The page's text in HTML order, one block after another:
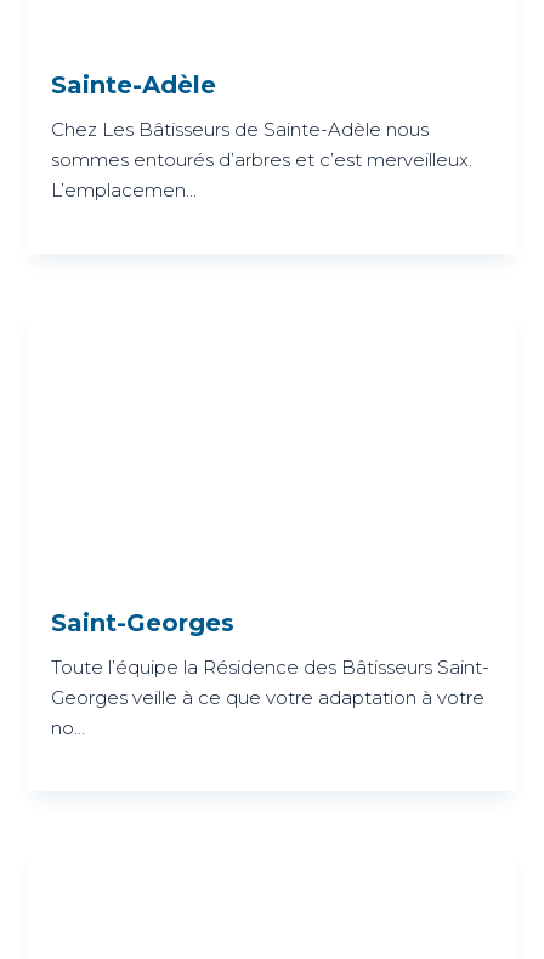
Sainte-Adèle
Chez Les Bâtisseurs de Sainte-Adèle nous
sommes entourés d’arbres et c’est merveilleux.
L’emplacemen...
Saint-Georges
Toute l’équipe la Résidence des Bâtisseurs Saint-
Georges veille à ce que votre adaptation à votre
no...